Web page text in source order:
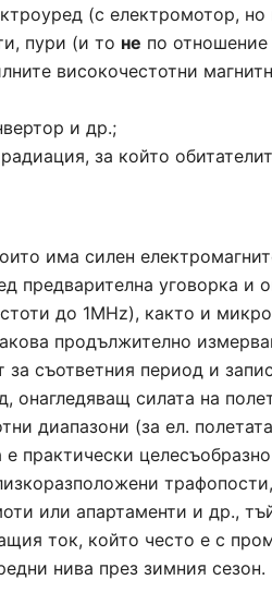
заедено с техните честотни
електричество), тъй като
за това в секцията за мръсното
А ето и съответната таблица за
полета, спрямо биологичното им
3 точки са в областта на
кръста, а долните 3 – в областта на
нашата обща цел с вас е
всички зони, в които се разполага
при електрическите полета в
на обитателите на дома
(с електромотор,
пури (и то не по отношение
високочестотни
и др.;
за който
има силен
предварителна уговорка и
до 1MHz), както и
продължително
съответния период и
онагледяващ силата на
диапазони (за ел.
практически
или апартаменти и др.,
ток, който често е с
нива през зимния сезон.